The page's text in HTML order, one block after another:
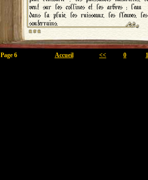
Page 6 Accueil << 0 1